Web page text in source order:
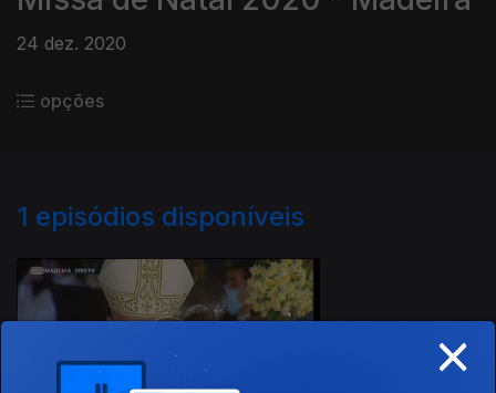
24 dez. 2020
opções
1 episódios disponíveis
24 dez. 2020
514311
×